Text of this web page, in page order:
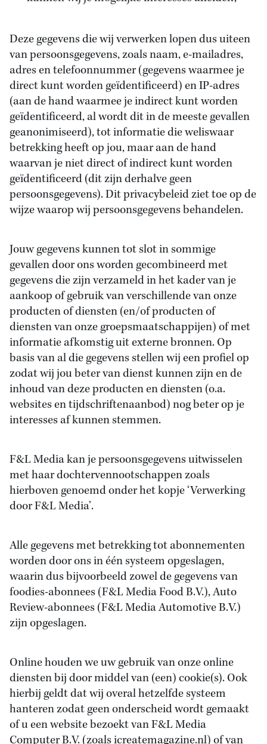
Deze gegevens die wij verwerken lopen dus uiteen
van persoonsgegevens, zoals naam, e-mailadres,
adres en telefoonnummer (gegevens waarmee je
direct kunt worden geïdentificeerd) en IP-adres
(aan de hand waarmee je indirect kunt worden
geïdentificeerd, al wordt dit in de meeste gevallen
geanonimiseerd), tot informatie die weliswaar
betrekking heeft op jou, maar aan de hand
waarvan je niet direct of indirect kunt worden
geïdentificeerd (dit zijn derhalve geen
persoonsgegevens). Dit privacybeleid ziet toe op de
wijze waarop wij persoonsgegevens behandelen.
Jouw gegevens kunnen tot slot in sommige
gevallen door ons worden gecombineerd met
gegevens die zijn verzameld in het kader van je
aankoop of gebruik van verschillende van onze
producten of diensten (en/of producten of
diensten van onze groepsmaatschappijen) of met
informatie afkomstig uit externe bronnen. Op
basis van al die gegevens stellen wij een profiel op
zodat wij jou beter van dienst kunnen zijn en de
inhoud van deze producten en diensten (o.a.
websites en tijdschriftenaanbod) nog beter op je
interesses af kunnen stemmen.
F&L Media kan je persoonsgegevens uitwisselen
met haar dochtervennootschappen zoals
hierboven genoemd onder het kopje ‘Verwerking
door F&L Media’.
Alle gegevens met betrekking tot abonnementen
worden door ons in één systeem opgeslagen,
waarin dus bijvoorbeeld zowel de gegevens van
foodies-abonnees (F&L Media Food B.V.), Auto
Review-abonnees (F&L Media Automotive B.V.)
zijn opgeslagen.
Online houden we uw gebruik van onze online
diensten bij door middel van (een) cookie(s). Ook
hierbij geldt dat wij overal hetzelfde systeem
hanteren zodat geen onderscheid wordt gemaakt
of u een website bezoekt van F&L Media
Computer B.V. (zoals icreatemagazine.nl) of van